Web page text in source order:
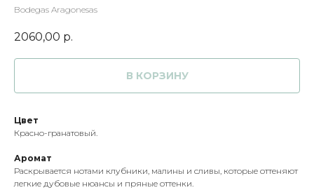
Bodegas Aragonesas
2060,00 р.
В КОРЗИНУ
Цвет
Красно-гранатовый.
Аромат
Раскрывается нотами клубники, малины и сливы, которые оттеняют
легкие дубовые нюансы и пряные оттенки.